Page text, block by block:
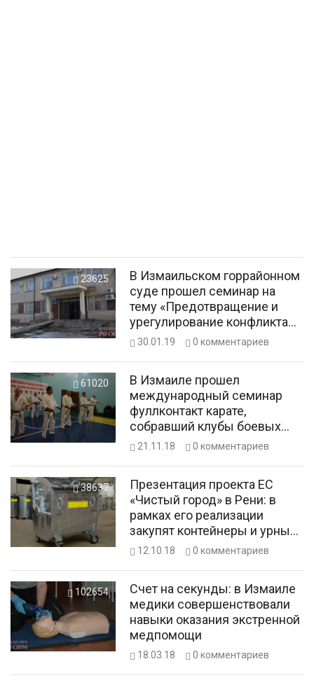
23625
В Измаильском горрайонном
суде прошел семинар на
тему «Предотвращение и
урегулирование конфликта
интересов»
30.01.19 0 комментариев
61020
В Измаиле прошел
международный семинар
фуллконтакт карате,
собравший клубы боевых
искусств Бессарабии
21.11.18 0 комментариев
38637
Презентация проекта ЕС
«Чистый город» в Рени: в
рамках его реализации
закупят контейнеры и урны
для мусора
12.10.18 0 комментариев
102654
Счет на секунды: в Измаиле
медики совершенствовали
навыки оказания экстренной
медпомощи
18.03.18 0 комментариев